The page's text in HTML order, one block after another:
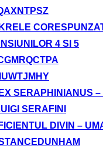
4 SI 5
SERAPHINIANUS
SERAFINI
DIVIN –